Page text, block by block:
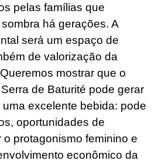
pelas famílias que
há gerações. A
será um espaço de
de valorização da
mostrar que o
de Baturité pode gerar
excelente bebida: pode
oportunidades de
o protagonismo feminino e
econômico da